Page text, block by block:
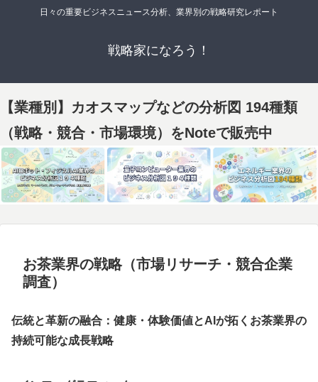
日々の重要ビジネスニュース分析、業界別の戦略研究レポート
戦略家になろう！
【業種別】カオスマップなどの分析図 194種類
（戦略・競合・市場環境）をNoteで販売中
お茶業界の戦略（市場リサーチ・競合企業
調査）
伝統と革新の融合：健康・体験価値とAIが拓くお茶業界の
持続可能な成長戦略